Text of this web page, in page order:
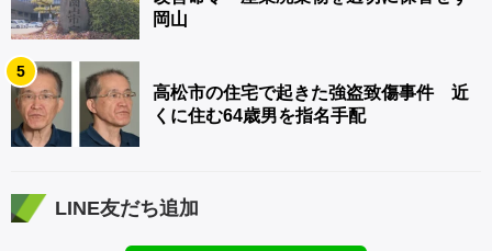
岡山
5
高松市の住宅で起きた強盗致傷事件 近
くに住む64歳男を指名手配
LINE友だち追加